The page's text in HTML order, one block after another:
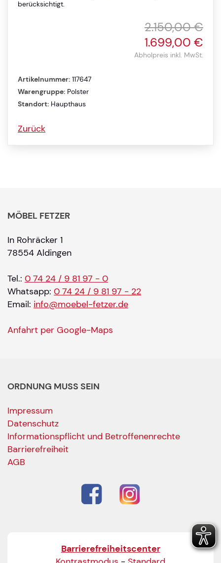
berücksichtigt.
2.150,00 €
1.699,00 €
Abholpreis inkl. MwSt.
Artikelnummer: 117647
Warengruppe: Polster
Standort: Haupthaus
Zurück
MÖBEL FETZER
In Rohräcker 1
78554 Aldingen
Tel.: 0 74 24 / 9 81 97 - 0
Whatsapp: 0 74 24 / 9 81 97 - 22
Email: info@moebel-fetzer.de
Anfahrt per Google-Maps
ORDNUNG MUSS SEIN
Impressum
Datenschutz
Informationspflicht und Betroffenenrechte
Barrierefreiheit
AGB
Barrierefreiheitscenter